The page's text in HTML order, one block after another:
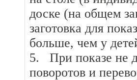
доске (на общем
заготовка для
больше, чем у
5. При показе не
поворотов и